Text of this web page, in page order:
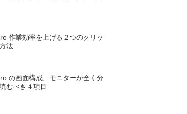
作業効率を上げる２つのクリッ
法
の画面構成、モニターが全く分
むべき４項目